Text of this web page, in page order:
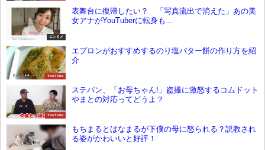
エンタメ
表舞台に復帰したい？ 「写真流出で消えた」あの美
女アナがYouTuberに転身も…
YouTube
エプロンがおすすめするのり塩バター餅の作り方を紹
介
YouTube
ステパン、「お母ちゃん!」盗撮に激怒するコムドット
やまとの対応ってどうよ？
もちまるとはなまるが下僕の母に怒られる？説教され
る姿がかわいいと好評！